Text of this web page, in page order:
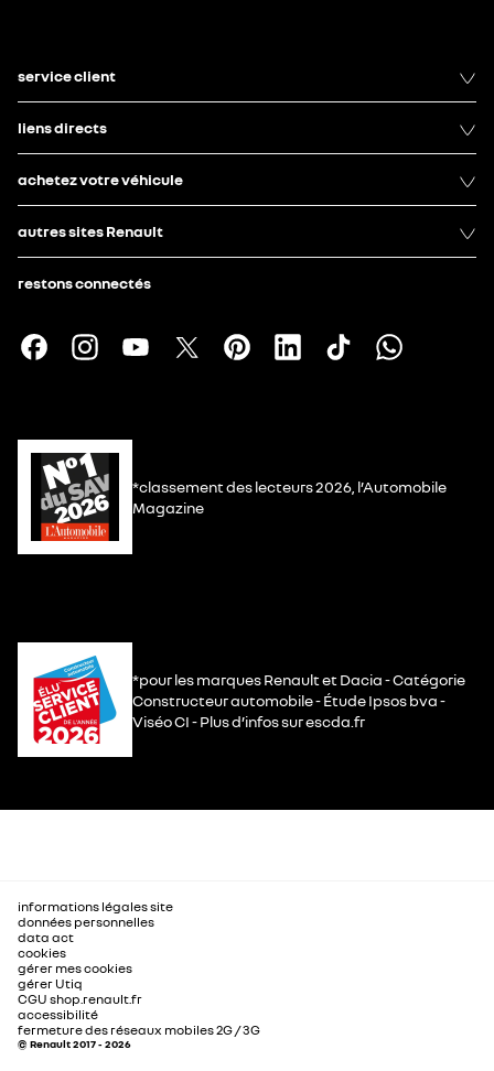
service client
liens directs
achetez votre véhicule
autres sites Renault
restons connectés
*classement des lecteurs 2026, l’Automobile
Magazine
*pour les marques Renault et Dacia - Catégorie
Constructeur automobile - Étude Ipsos bva -
Viséo CI - Plus d’infos sur escda.fr
informations légales site
données personnelles
data act
cookies
gérer mes cookies
gérer Utiq
CGU shop.renault.fr
accessibilité
fermeture des réseaux mobiles 2G / 3G
© Renault 2017 - 2026